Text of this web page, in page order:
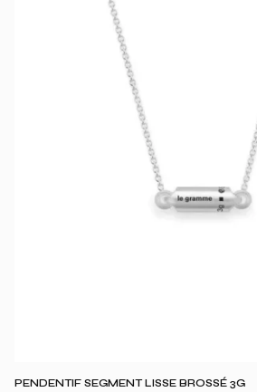
PENDENTIF SEGMENT LISSE BROSSÉ 3G